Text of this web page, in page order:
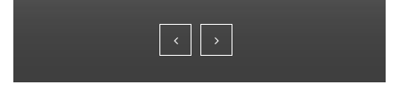
b
ar
e